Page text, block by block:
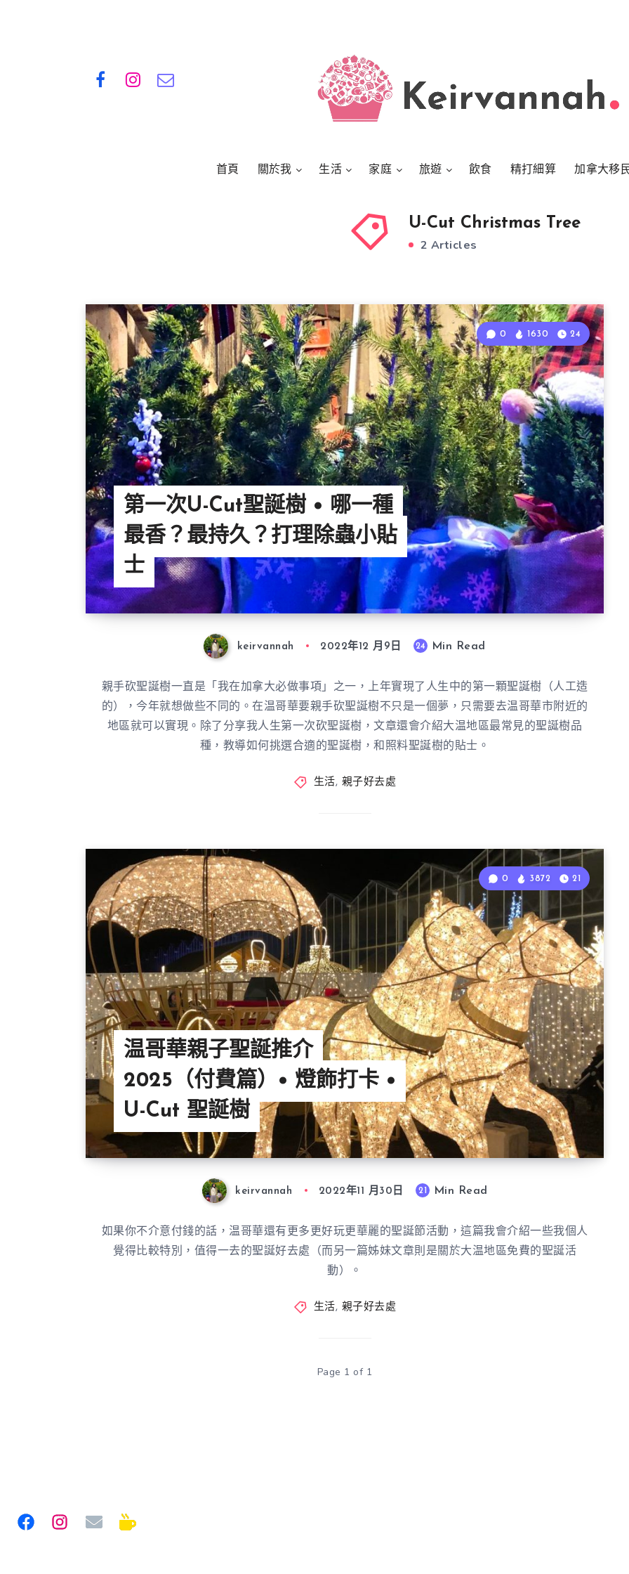
首頁 關於我 生活 家庭 旅遊 飲食 精打細算 加拿大移
U-Cut Christmas Tree
2 Articles
第一次U-Cut聖誕樹 • 哪一種
最香？最持久？打理除蟲小貼
士
0 1630 24
keirvannah 2022年12 月9日 24 Min Read
親手砍聖誕樹一直是「我在加拿大必做事項」之一，上年實現了人生中的第一顆聖誕樹（人工造
的），今年就想做些不同的。在温哥華要親手砍聖誕樹不只是一個夢，只需要去温哥華市附近的
地區就可以實現。除了分享我人生第一次砍聖誕樹，文章還會介紹大温地區最常見的聖誕樹品
種，教導如何挑選合適的聖誕樹，和照料聖誕樹的貼士。
生活, 親子好去處
温哥華親子聖誕推介
2025（付費篇）• 燈飾打卡 •
U-Cut 聖誕樹
0 3872 21
keirvannah 2022年11 月30日 21 Min Read
如果你不介意付錢的話，温哥華還有更多更好玩更華麗的聖誕節活動，這篇我會介紹一些我個人
覺得比較特別，值得一去的聖誕好去處（而另一篇姊妹文章則是關於大温地區免費的聖誕活
動）。
生活, 親子好去處
Page 1 of 1